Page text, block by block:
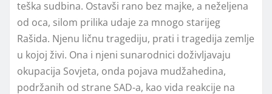
teška sudbina. Ostavši rano bez majke, a neželjena
od oca, silom prilika udaje za mnogo starijeg
Rašida. Njenu ličnu tragediju, prati i tragedija zemlje
u kojoj živi. Ona i njeni sunarodnici doživljavaju
okupacija Sovjeta, onda pojava mudžahedina,
podržanih od strane SAD-a, kao vida reakcije na